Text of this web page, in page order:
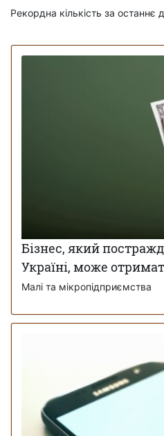
Рекордна кількість за останнє
Бізнес, який
Україні, може
Малі та мікропідприємства